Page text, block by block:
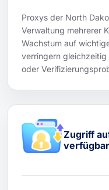
Proxys der North
Verwaltung mehrerer
Wachstum auf
verringern gleichzeitig
oder
Zugriff